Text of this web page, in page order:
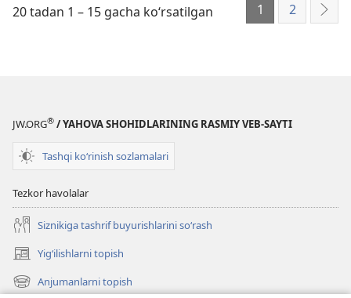
20 tadan 1 – 15 gacha ko‘rsatilgan 1 2
JW.ORG® / YAHOVA SHOHIDLARINING RASMIY VEB-SAYTI
Tashqi ko‘rinish sozlamalari
Tezkor havolalar
Siznikiga tashrif buyurishlarini so‘rash
Yigʻilishlarni topish
(opens
new
window)
Anjumanlarni topish
(opens